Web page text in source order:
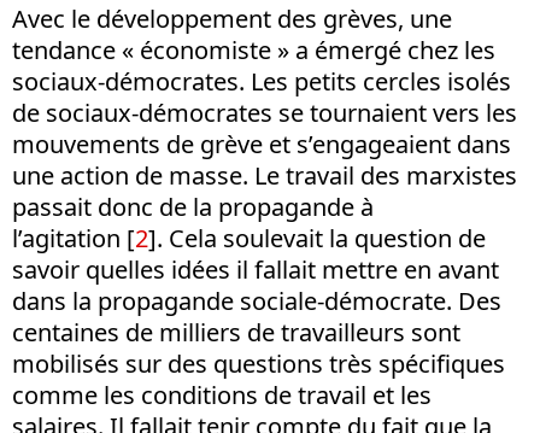
Avec le développement des grèves, une
tendance « économiste » a émergé chez les
sociaux-démocrates. Les petits cercles isolés
de sociaux-démocrates se tournaient vers les
mouvements de grève et s’engageaient dans
une action de masse. Le travail des marxistes
passait donc de la propagande à
l’agitation [2]. Cela soulevait la question de
savoir quelles idées il fallait mettre en avant
dans la propagande sociale-démocrate. Des
centaines de milliers de travailleurs sont
mobilisés sur des questions très spécifiques
comme les conditions de travail et les
salaires. Il fallait tenir compte du fait que la